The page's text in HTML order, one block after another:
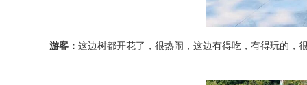
游客： 这边树都开花了，很热闹，这边有得吃，有得玩的，